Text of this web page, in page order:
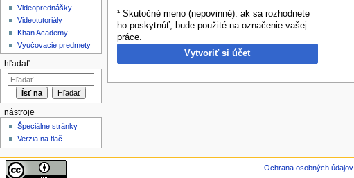
¹ Skutočné meno (nepovinné): ak sa rozhodnete
ho poskytnúť, bude použité na označenie vašej
práce.
Vytvoriť si účet
Videoprednášky
Videotutoriály
Khan Academy
Vyučovacie predmety
hľadať
nástroje
Špeciálne stránky
Verzia na tlač
Ochrana osobných údajov